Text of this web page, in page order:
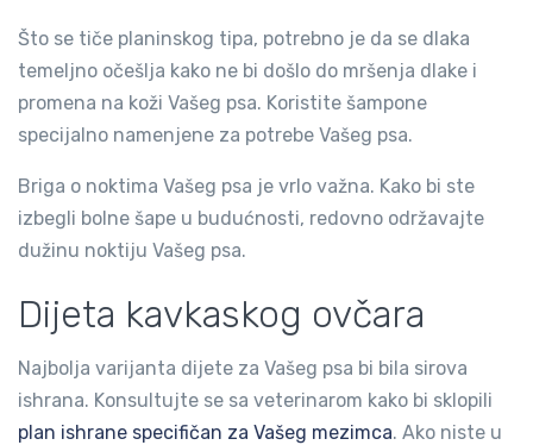
Što se tiče planinskog tipa, potrebno je da se dlaka
temeljno očešlja kako ne bi došlo do mršenja dlake i
promena na koži Vašeg psa. Koristite šampone
specijalno namenjene za potrebe Vašeg psa.
Briga o noktima Vašeg psa je vrlo važna. Kako bi ste
izbegli bolne šape u budućnosti, redovno održavajte
dužinu noktiju Vašeg psa.
Dijeta kavkaskog ovčara
Najbolja varijanta dijete za Vašeg psa bi bila sirova
ishrana. Konsultujte se sa veterinarom kako bi sklopili
plan ishrane specifičan za Vašeg mezimca. Ako niste u